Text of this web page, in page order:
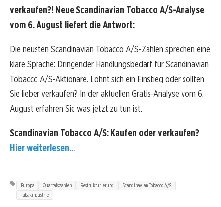
verkaufen?! Neue Scandinavian Tobacco A/S-Analyse
vom 6. August liefert die Antwort:
Die neusten Scandinavian Tobacco A/S-Zahlen sprechen eine
klare Sprache: Dringender Handlungsbedarf für Scandinavian
Tobacco A/S-Aktionäre. Lohnt sich ein Einstieg oder sollten
Sie lieber verkaufen? In der aktuellen Gratis-Analyse vom 6.
August erfahren Sie was jetzt zu tun ist.
Scandinavian Tobacco A/S: Kaufen oder verkaufen?
Hier weiterlesen...
Europa Quartalszahlen Restrukturierung
Scandinavian Tobacco A/S
Tabakindustrie